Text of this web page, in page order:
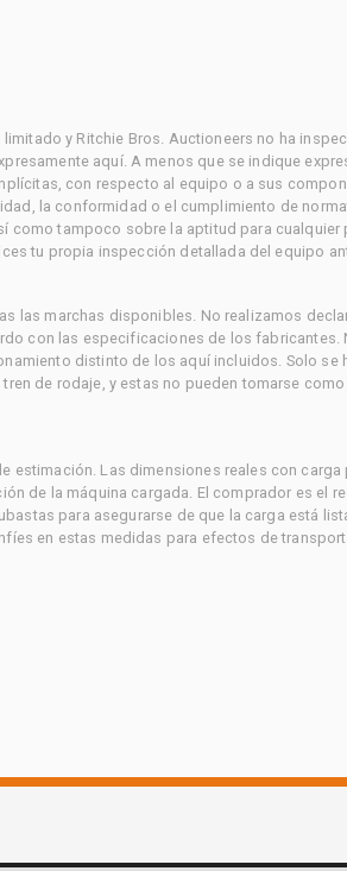
y Ritchie Bros. Auctioneers no ha
aquí. A menos que se indique
con respecto al equipo o a sus
la conformidad o el cumplimiento de
como tampoco sobre la aptitud para
tu propia inspección detallada del equipo
las marchas disponibles. No realizamos
con las especificaciones de los fabricantes.
distinto de los aquí incluidos. Solo se
de rodaje, y estas no pueden tomarse
estimación. Las dimensiones reales con carga
de la máquina cargada. El comprador es el
para asegurarse de que la carga está
en estas medidas para efectos de